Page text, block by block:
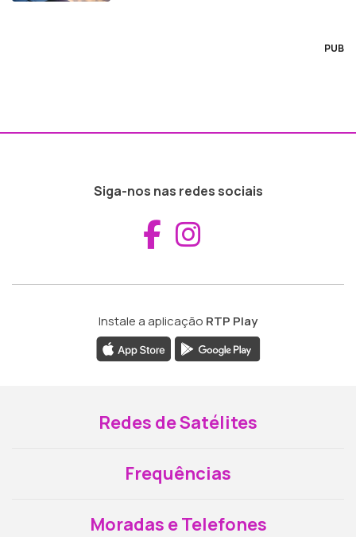
PUB
Siga-nos nas redes sociais
Aceder ao
Instale a aplicação RTP Play
Redes de Satélites
Frequências
Moradas e Telefones